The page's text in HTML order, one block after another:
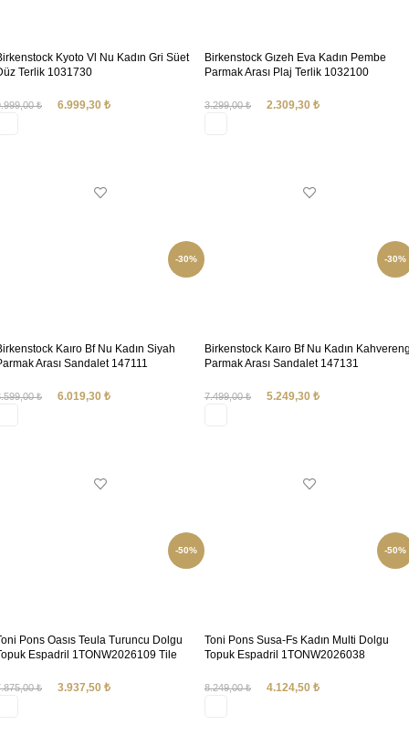
Kyoto Vl Nu Kadın Gri Süet
Terlik 1031730
₺ 6.999,30 ₺
Birkenstock Gızeh Eva Kadın Pembe
Parmak Arası Plaj Terlik 1032100
3.299,00₺ 2.309,30 ₺
-30%
Kaıro Bf Nu Kadın Siyah
Arası Sandalet 147111
₺ 6.019,30 ₺
-30%
Birkenstock Kaıro Bf Nu Kadın
Parmak Arası Sandalet 147131
7.499,00₺ 5.249,30 ₺
-50%
Pons Oasıs Teula Turuncu Dolgu
Espadril 1TONW2026109 Tile
₺ 3.937,50 ₺
-50%
Toni Pons Susa-Fs Kadın Multi Dolgu
Topuk Espadril 1TONW2026038
8.249,00₺ 4.124,50 ₺